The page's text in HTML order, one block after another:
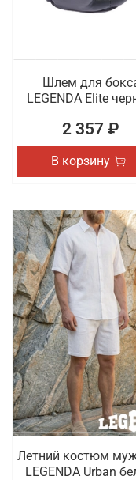
Шлем для
LEGENDA Elite
2 357 ₽
В корзину
Летний костюм
LEGENDA Urban